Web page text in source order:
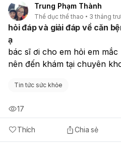
Trung Phạm Thành
Thể dục thể thao 3 tháng
hỏi đáp và giải đáp về căn
ạ
bác sĩ ơi cho em hỏi em
nên đến khám tại chuyên
Tin tức sức khỏe
Thích Chia sẻ
17